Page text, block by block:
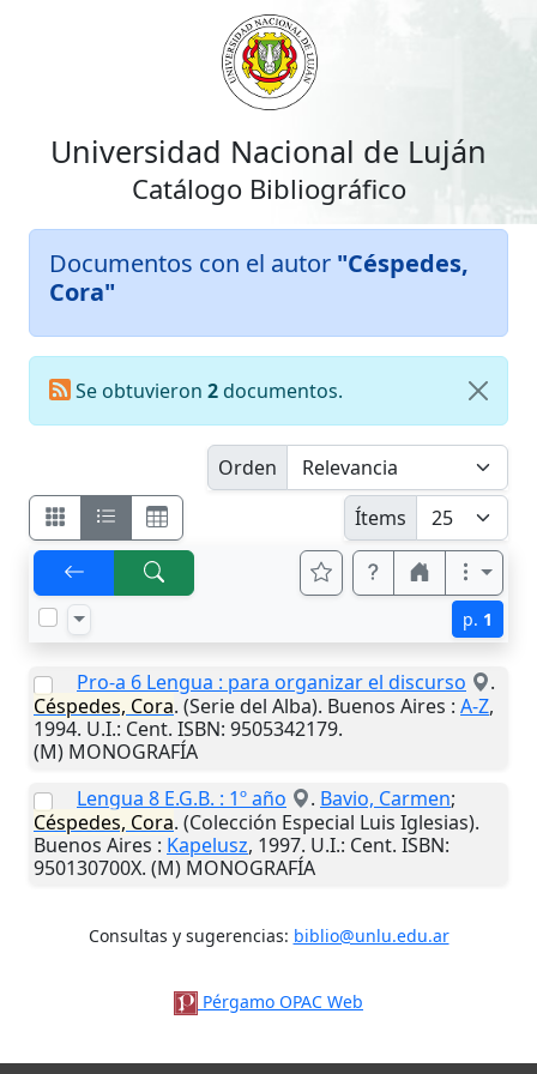
Universidad Nacional de Luján
Catálogo Bibliográfico
Documentos con el autor "Céspedes,
Cora"
Se obtuvieron 2documentos.
Orden
Ítems
p. 1
Pro-a 6 Lengua : para organizar el discurso
.
Céspedes, Cora. (Serie del Alba). Buenos Aires : A-Z,
1994. U.I.: Cent. ISBN: 9505342179.
(M) MONOGRAFÍA
Lengua 8 E.G.B. : 1º año
. Bavio, Carmen;
Céspedes, Cora. (Colección Especial Luis Iglesias).
Buenos Aires : Kapelusz, 1997. U.I.: Cent. ISBN:
950130700X. (M) MONOGRAFÍA
Consultas y sugerencias: biblio@unlu.edu.ar
Pérgamo OPAC Web